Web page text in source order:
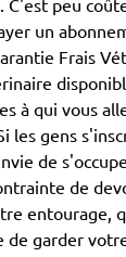
C'est peu
un
Frais
à qui vous
les gens
de
de
entourage,
de garder